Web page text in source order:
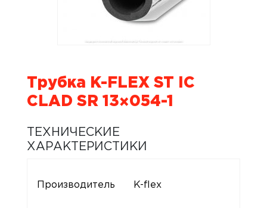
Трубка K-FLEX ST IC
CLAD SR 13×054-1
ТЕХНИЧЕСКИЕ
ХАРАКТЕРИСТИКИ
Производитель K-flex